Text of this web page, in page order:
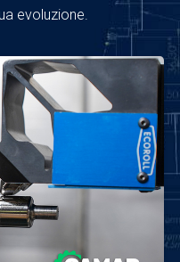
evoluzione.